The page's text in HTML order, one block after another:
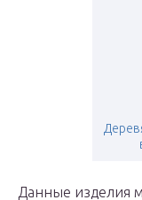
Данные изделия